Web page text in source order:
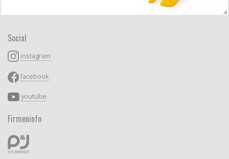
Social
instagram
facebook
youtube
Firmeninfo